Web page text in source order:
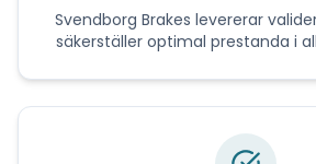
Svendborg Brakes levererar
säkerställer optimal prestanda i